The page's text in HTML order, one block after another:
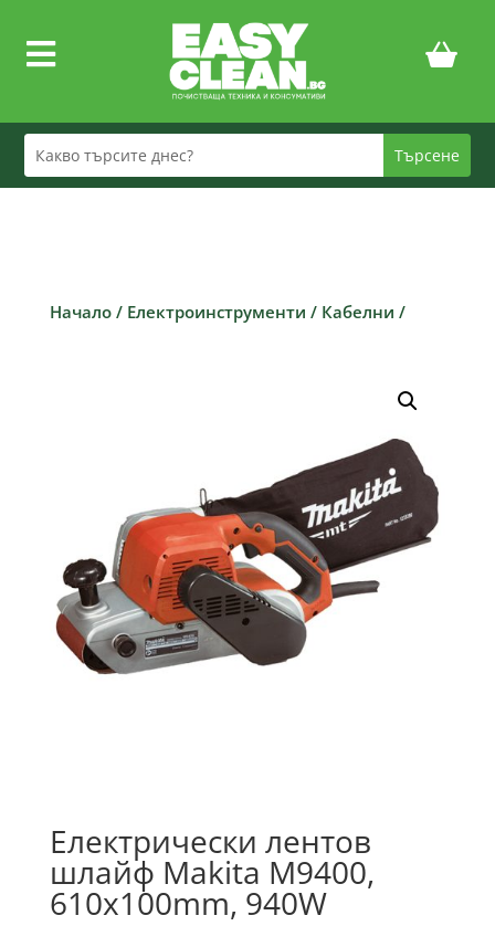

Начало/ Електроинструменти / Кабелни /
Електрически лентов
шлайф Makita M9400,
610x100mm, 940W